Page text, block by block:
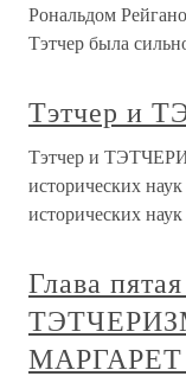
Рональдом
Тэтчер была
Тэтчер и
Тэтчер и
исторических
исторических
Глава